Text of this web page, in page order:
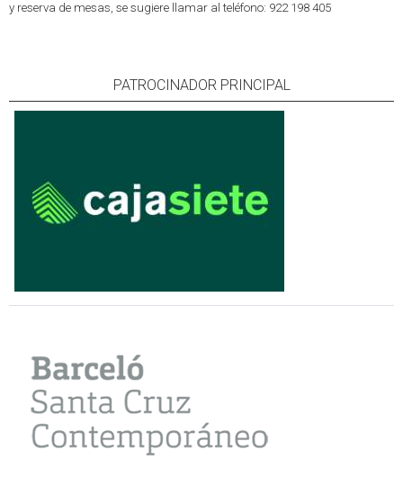
y reserva de mesas, se sugiere llamar al teléfono: 922 198 405
PATROCINADOR PRINCIPAL